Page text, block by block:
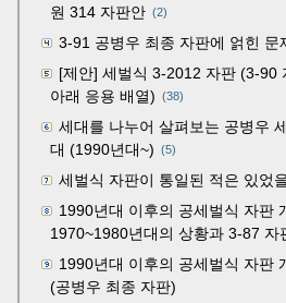
원 314 자판안 (2)
3-91 공병우 최종 자판에 얽힌 문
[제안] 세벌식 3-2012 자판 (3-90
아래 응용 배열) (38)
세대를 나누어 살펴보는 공병우
대 (1990년대~) (5)
세벌식 자판이 통일된 적은 있었
1990년대 이후의 공세벌식 자판
1970~1980년대의 상황과 3-87 자
1990년대 이후의 공세벌식 자판
(공병우 최종 자판)